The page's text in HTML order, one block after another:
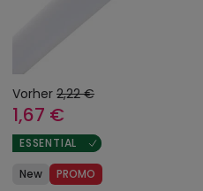
Vorher 2,22 €
1,67 €
ESSENTIAL
New PROMO